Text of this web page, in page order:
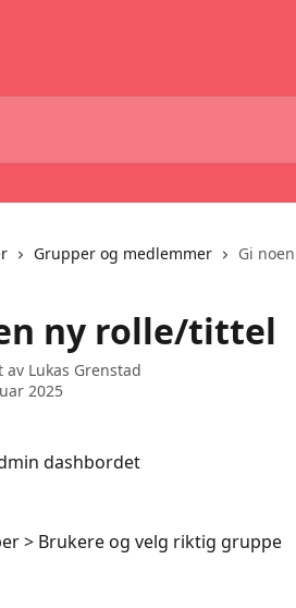
Grupper og medlemmer Gi
ny rolle/tittel
av Lukas Grenstad
2025
dashbordet
> Brukere og velg riktig gruppe